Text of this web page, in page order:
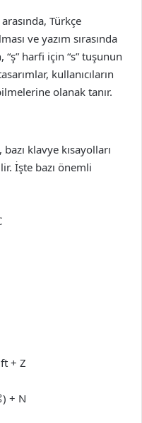
Türkçe
ve yazım sırasında
“ş” harfi için “s” tuşunun
kullanıcıların
olanak tanır.
klavye kısayolları
İşte bazı önemli
+ Z
+ N